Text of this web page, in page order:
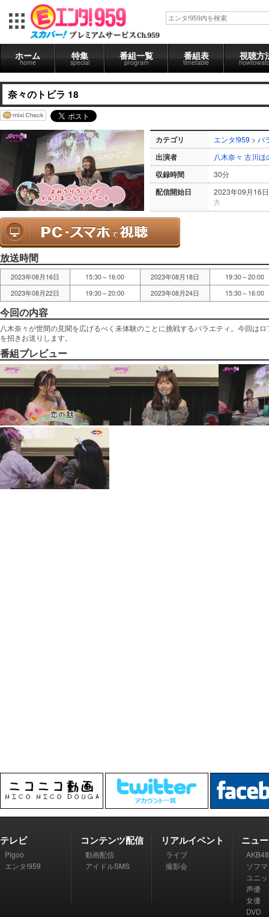
ホーム
home
特集
special
番組一覧
program
番組表
timetable
視聴方
奈々のトビラ 18
カテゴリ エンタ!959 > バ
出演者 八木奈々 古川ほ
収録時間 30分
配信開始日 2023年09月16日
方
放送時間
2023年08月16日 15:30～16:00 2023年08月18日
19:30～20:00
2023年08月22日
19:30～20:00 2023年08月24日 15:30～16:00
今回の内容
八木奈々が世間の見聞を広げるべく未体験のことに挑戦するバラエティ。今回は
を招きお送りします。
番組プレビュー
テレビ
Pigoo
エンタ!959
コンテンツ配信
動画配信
アイドルSMS
リアルイベント
ライブ
撮影会
ニュ
AKB48
ソフ
ユニ
声優
女優
DVD